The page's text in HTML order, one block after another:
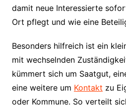
damit neue Interessierte
Ort pflegt und wie eine
Besonders hilfreich ist ein
mit wechselnden
kümmert sich um Saatgut,
eine weitere um Kontakt zu
oder Kommune. So verteilt